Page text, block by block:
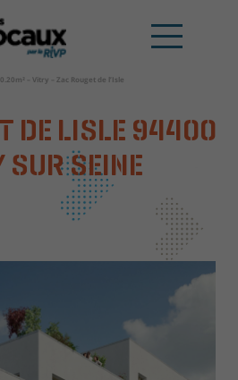
– Vitry – Zac Rouget de l’Isle
DE LISLE 94400
SUR SEINE